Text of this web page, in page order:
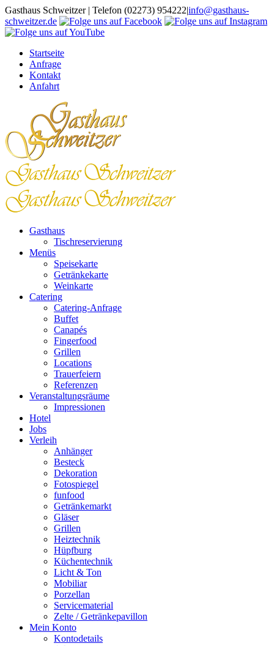
Zum
Inhalt
springen
Gasthaus Schweitzer | Telefon (02273) 954222|info@gasthaus-
schweitzer.de
Startseite
Anfrage
Kontakt
Anfahrt
Gasthaus
Tischreservierung
Menüs
Speisekarte
Getränkekarte
Weinkarte
Catering
Catering-Anfrage
Buffet
Canapés
Fingerfood
Grillen
Locations
Trauerfeiern
Referenzen
Veranstaltungsräume
Impressionen
Hotel
Jobs
Verleih
Anhänger
Besteck
Dekoration
Fotospiegel
funfood
Getränkemarkt
Gläser
Grillen
Heiztechnik
Hüpfburg
Küchentechnik
Licht & Ton
Mobiliar
Porzellan
Servicematerial
Zelte / Getränkepavillon
Mein Konto
Kontodetails